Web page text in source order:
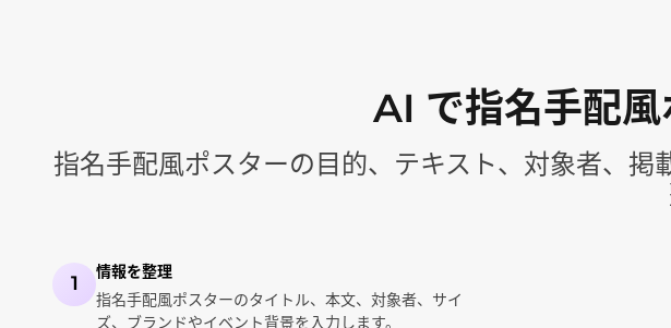
AI で指名手配
指名手配風ポスターの目的、テキスト、対象者、
1
情報を整理
指名手配風ポスターのタイトル、本文、対象者、サイ
ズ、ブランドやイベント背景を入力します。